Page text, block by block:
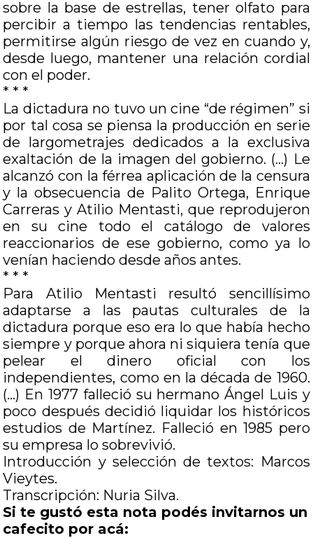
sobre la base de estrellas, tener olfato para
percibir a tiempo las tendencias rentables,
permitirse algún riesgo de vez en cuando y,
desde luego, mantener una relación cordial
con el poder.
* * *
La dictadura no tuvo un cine “de régimen” si
por tal cosa se piensa la producción en serie
de largometrajes dedicados a la exclusiva
exaltación de la imagen del gobierno. (…) Le
alcanzó con la férrea aplicación de la censura
y la obsecuencia de Palito Ortega, Enrique
Carreras y Atilio Mentasti, que reprodujeron
en su cine todo el catálogo de valores
reaccionarios de ese gobierno, como ya lo
venían haciendo desde años antes.
* * *
Para Atilio Mentasti resultó sencillísimo
adaptarse a las pautas culturales de la
dictadura porque eso era lo que había hecho
siempre y porque ahora ni siquiera tenía que
pelear el dinero oficial con los
independientes, como en la década de 1960.
(…) En 1977 falleció su hermano Ángel Luis y
poco después decidió liquidar los históricos
estudios de Martínez. Falleció en 1985 pero
su empresa lo sobrevivió.
Introducción y selección de textos: Marcos
Vieytes.
Transcripción: Nuria Silva.
Si te gustó esta nota podés invitarnos un
cafecito por acá: